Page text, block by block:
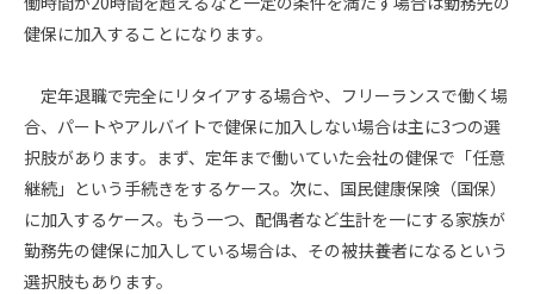
健保に加入することになります。
定年退職で完全にリタイアする場合や、フリーランスで働く場
合、パートやアルバイトで健保に加入しない場合は主に3つの選
択肢があります。まず、定年まで働いていた会社の健保で「任意
継続」という手続きをするケース。次に、国民健康保険（国保）
に加入するケース。もう一つ、配偶者など生計を一にする家族が
勤務先の健保に加入している場合は、その被扶養者になるという
選択肢もあります。